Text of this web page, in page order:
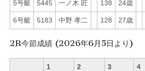
5号艇 5445 一ノ木 匠 138 24歳
6号艇 5183 中野 孝二 128 27歳
2R今節成績 (2026年6月5日より)
1 2 3 4